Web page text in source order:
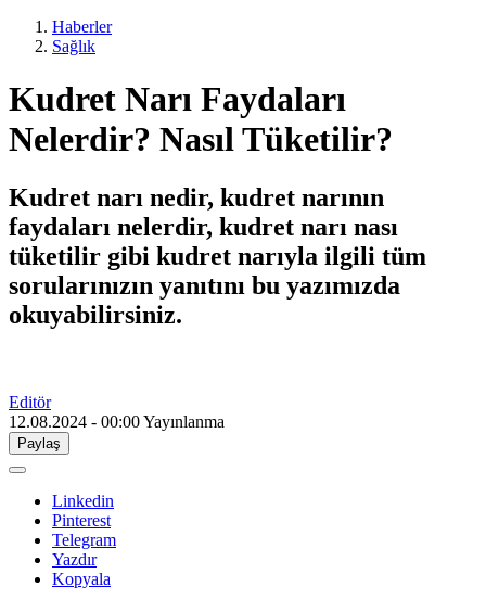
Haberler
Sağlık
Kudret Narı Faydaları
Nelerdir? Nasıl Tüketilir?
Kudret narı nedir, kudret narının
faydaları nelerdir, kudret narı nası
tüketilir gibi kudret narıyla ilgili tüm
sorularınızın yanıtını bu yazımızda
okuyabilirsiniz.
Editör
12.08.2024 - 00:00Yayınlanma
Paylaş
Linkedin
Pinterest
Telegram
Yazdır
Kopyala